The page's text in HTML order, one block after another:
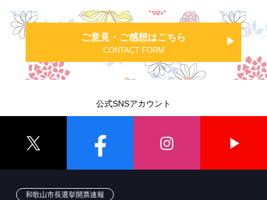
ご意見・ご感想はこちら
CONTACT FORM
公式SNSアカウント
和歌山市長選挙開票速報